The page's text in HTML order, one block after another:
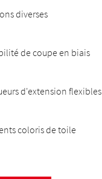
diverses
de coupe en biais
d'extension flexibles
coloris de toile